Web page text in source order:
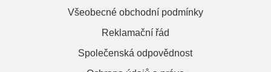
Všeobecné obchodní podmínky
Reklamační řád
Společenská odpovědnost